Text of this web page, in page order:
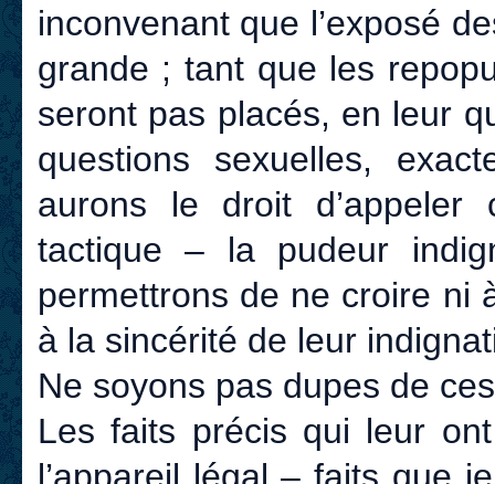
inconvenant que l’exposé
grande ; tant que les
seront pas placés, en leur
questions sexuelles,
aurons le droit
tactique – la pudeur
permettrons de ne croire ni
à la sincérité de leur
Ne soyons pas dupes de
Les faits précis qui leur